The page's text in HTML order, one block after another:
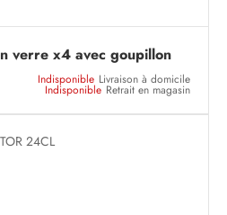
verre x4 avec goupillon
Indisponible Livraison à domicile
Indisponible Retrait en magasin